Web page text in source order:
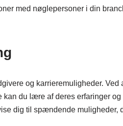
med nøglepersoner i din
og karrieremuligheder. Ved
kan du lære af deres erfaringer
dig til spændende muligheder,